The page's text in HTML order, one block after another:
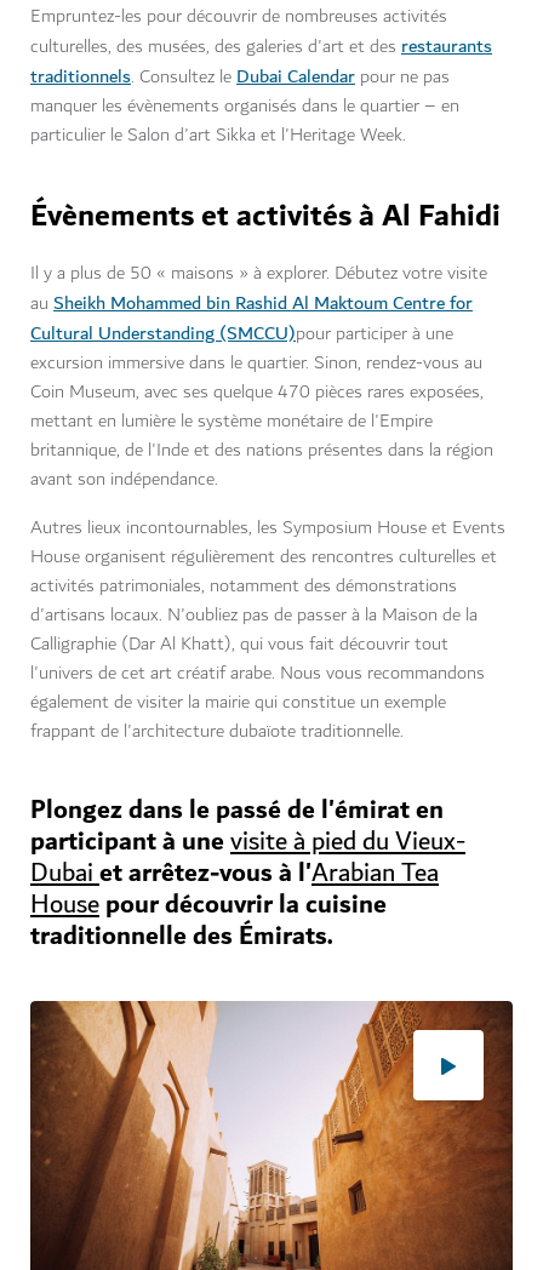
Empruntez-les pour découvrir de nombreuses activités
culturelles, des musées, des galeries d'art et des restaurants
traditionnels. Consultez leDubai Calendar pour ne pas
manquer les évènements organisés dans le quartier – en
particulier le Salon d'art Sikka et l'Heritage Week.
Évènements et activités à Al Fahidi
Il y a plus de 50 « maisons » à explorer. Débutez votre visite
au Sheikh Mohammed bin Rashid Al Maktoum Centre for
Cultural Understanding (SMCCU)pour participer à une
excursion immersive dans le quartier. Sinon, rendez-vous au
Coin Museum, avec ses quelque 470 pièces rares exposées,
mettant en lumière le système monétaire de l'Empire
britannique, de l'Inde et des nations présentes dans la région
avant son indépendance.
Autres lieux incontournables, les Symposium House et Events
House organisent régulièrement des rencontres culturelles et
activités patrimoniales, notamment des démonstrations
d'artisans locaux. N'oubliez pas de passer à la Maison de la
Calligraphie (Dar Al Khatt), qui vous fait découvrir tout
l'univers de cet art créatif arabe. Nous vous recommandons
également de visiter la mairie qui constitue un exemple
frappant de l'architecture dubaïote traditionnelle.
Plongez dans le passé de l'émirat en
participant à unevisite à pied du Vieux-
Dubaiet arrêtez-vous à l'Arabian Tea
Housepour découvrir la cuisine
traditionnelle des Émirats.